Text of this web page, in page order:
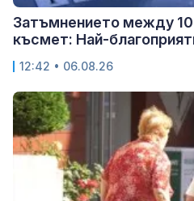
Затъмнението между 10
късмет: Най-
12:42 • 06.08.26